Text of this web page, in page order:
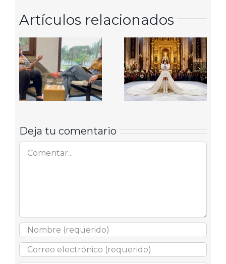
Artículos relacionados
Deja tu comentario
Comentar